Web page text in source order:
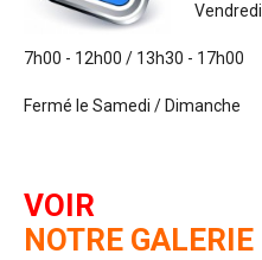
Vendredi
7h00 - 12h00 / 13h30 - 17h00
Fermé le Samedi / Dimanche
VOIR
NOTRE GALERIE